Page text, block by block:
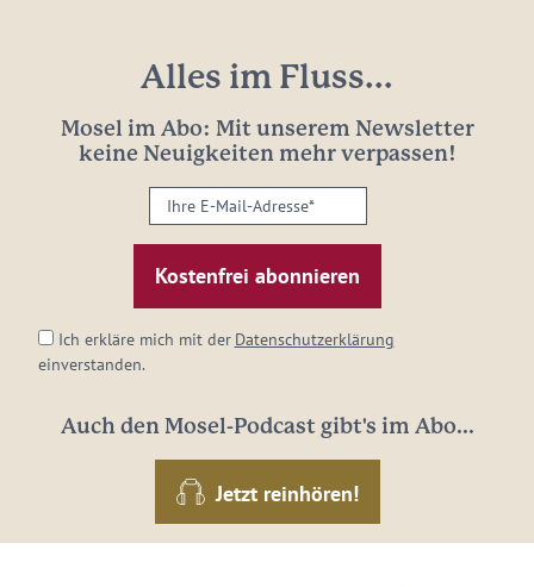
Alles im Fluss...
Mosel im Abo: Mit unserem Newsletter
keine Neuigkeiten mehr verpassen!
Ihre
E-
Mail-
Adresse:
Ich erkläre mich mit der Datenschutzerklärung
einverstanden.
Auch den Mosel-Podcast gibt's im Abo...
Jetzt reinhören!